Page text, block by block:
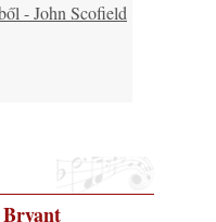
- John Scofield
„Plutó”
Bryant